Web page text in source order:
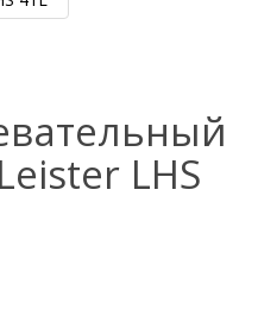
LHS